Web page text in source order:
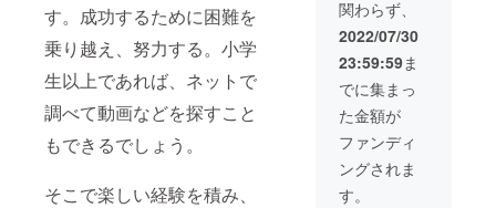
す。成功するために困難を
乗り越え、努力する。小学
生以上であれば、ネットで
調べて動画などを探すこと
もできるでしょう。
そこで楽しい経験を積み、
お断り
させて
いただ
いた場
合にお
いても
返金は
いたし
かねま
す。 ※
いただ
けま
す。
https://
smile-
l.org/ ※
あなた
の会社
のPRに
使用さ
に、ぜ
ひあな
たの会
社のお
力を貸
してく
ださ
い！ ※
ライフ
ジャ
関わらず、
2022/07/30
23:59:59ま
でに集まっ
た金額が
ファンディ
ングされま
す。